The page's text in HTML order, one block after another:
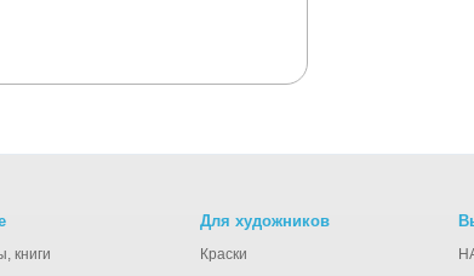
книги
Для художников
Краски